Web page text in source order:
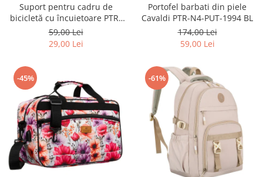
Suport pentru cadru de
bicicletă cu încuietoare PTR-
AR-S-101
59,00 Lei
29,00 Lei
Portofel barbati din piele
Cavaldi PTR-N4-PUT-1994 BL
174,00 Lei
59,00 Lei
-45% -61%